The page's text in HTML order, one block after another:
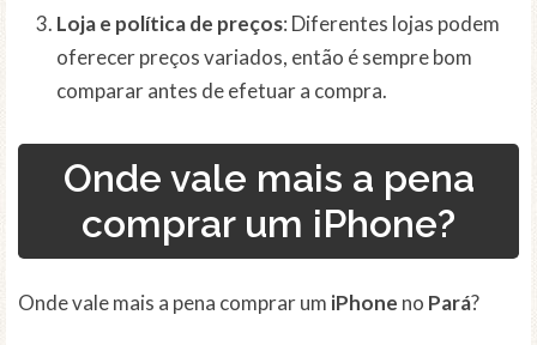
Loja e política de preços: Diferentes lojas podem
oferecer preços variados, então é sempre bom
comparar antes de efetuar a compra.
Onde vale mais a pena
comprar um iPhone?
Onde vale mais a pena comprar um iPhone no Pará?